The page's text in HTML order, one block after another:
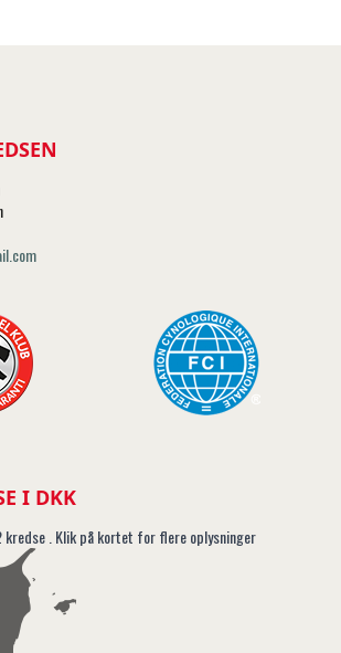
I DKK
kredse . Klik på kortet for flere oplysninger